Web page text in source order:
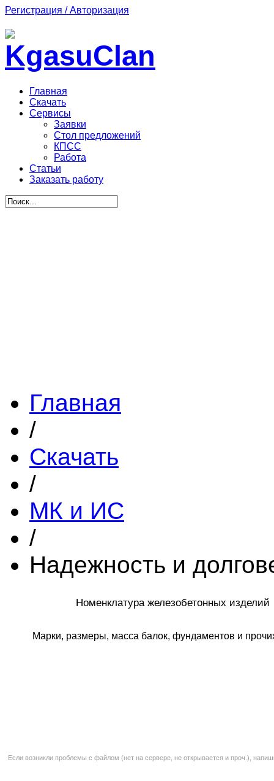
Регистрация / Авторизация
Главная
Скачать
Сервисы
Заявки
Стол предложений
КПСС
Работа
Статьи
Заказать работу
Главная
/
Скачать
/
МК и ИС
/
Надежность и
Номенклатура железобетонных изделий
Марки, размеры, масса балок, фундаментов и
Если возникли проблемы с файлом (нет на сервере, не открывается и проч.),